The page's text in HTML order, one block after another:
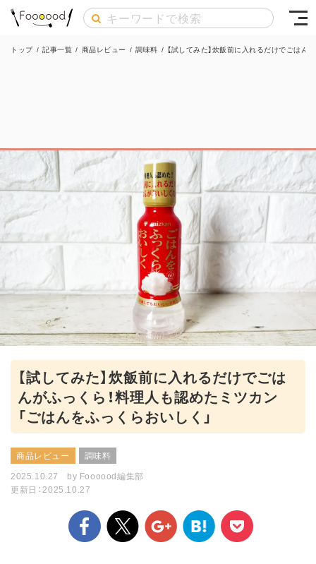
トップ / 記事一覧 / 商品レビュー / 調味料 / 【試してみた】炊飯前に入れるだけでごはん
【試してみた】炊飯前に入れるだけでごは
んがふっくら！料理人も認めたミツカン
「ごはんをふっくらおいしく」
商品レビュー
調味料
2025.10.27
by Foooood編集部
更新日：2025.10.27